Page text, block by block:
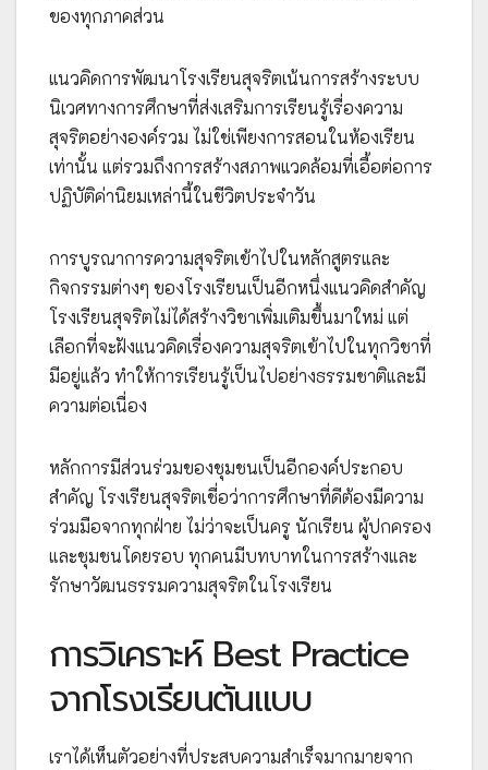
ของทุกภาคส่วน
แนวคิดการพัฒนาโรงเรียนสุจริตเน้นการสร้างระบบ
นิเวศทางการศึกษาที่ส่งเสริมการเรียนรู้เรื่องความ
สุจริตอย่างองค์รวม ไม่ใช่เพียงการสอนในห้องเรียน
เท่านั้น แต่รวมถึงการสร้างสภาพแวดล้อมที่เอื้อต่อการ
ปฏิบัติค่านิยมเหล่านี้ในชีวิตประจำวัน
การบูรณาการความสุจริตเข้าไปในหลักสูตรและ
กิจกรรมต่างๆ ของโรงเรียนเป็นอีกหนึ่งแนวคิดสำคัญ
โรงเรียนสุจริตไม่ได้สร้างวิชาเพิ่มเติมขึ้นมาใหม่ แต่
เลือกที่จะฝังแนวคิดเรื่องความสุจริตเข้าไปในทุกวิชาที่
มีอยู่แล้ว ทำให้การเรียนรู้เป็นไปอย่างธรรมชาติและมี
ความต่อเนื่อง
หลักการมีส่วนร่วมของชุมชนเป็นอีกองค์ประกอบ
สำคัญ โรงเรียนสุจริตเชื่อว่าการศึกษาที่ดีต้องมีความ
ร่วมมือจากทุกฝ่าย ไม่ว่าจะเป็นครู นักเรียน ผู้ปกครอง
และชุมชนโดยรอบ ทุกคนมีบทบาทในการสร้างและ
รักษาวัฒนธรรมความสุจริตในโรงเรียน
การวิเคราะห์ Best Practice
จากโรงเรียนต้นแบบ
เราได้เห็นตัวอย่างที่ประสบความสำเร็จมากมายจาก